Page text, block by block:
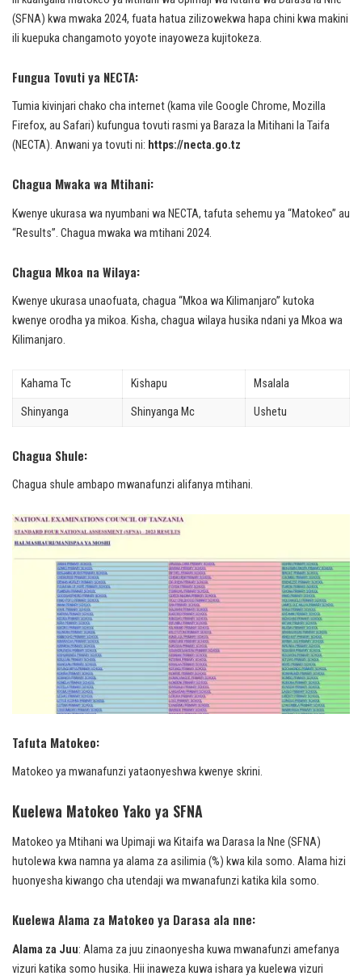
(SFNA) kwa mwaka 2024, fuata hatua zilizowekwa hapa chini kwa makini
ili kuepuka changamoto yoyote inayoweza kujitokeza.
Fungua Tovuti ya NECTA:
Tumia kivinjari chako cha internet (kama vile Google Chrome, Mozilla
Firefox, au Safari) kufungua tovuti rasmi ya Baraza la Mitihani la Taifa
(NECTA). Anwani ya tovuti ni: https://necta.go.tz
Chagua Mwaka wa Mtihani:
Kwenye ukurasa wa nyumbani wa NECTA, tafuta sehemu ya “Matokeo” au
“Results”. Chagua mwaka wa mtihani 2024.
Chagua Mkoa na Wilaya:
Kwenye ukurasa unaofuata, chagua “Mkoa wa Kilimanjaro” kutoka
kwenye orodha ya mikoa. Kisha, chagua wilaya husika ndani ya Mkoa wa
Kilimanjaro.
Kahama Tc Kishapu Msalala
Shinyanga Shinyanga Mc Ushetu
Chagua Shule:
Chagua shule ambapo mwanafunzi alifanya mtihani.
Tafuta Matokeo:
Matokeo ya mwanafunzi yataonyeshwa kwenye skrini.
Kuelewa Matokeo Yako ya SFNA
Matokeo ya Mtihani wa Upimaji wa Kitaifa wa Darasa la Nne (SFNA)
hutolewa kwa namna ya alama za asilimia (%) kwa kila somo. Alama hizi
huonyesha kiwango cha utendaji wa mwanafunzi katika kila somo.
Kuelewa Alama za Matokeo ya Darasa ala nne:
Alama za Juu: Alama za juu zinaonyesha kuwa mwanafunzi amefanya
vizuri katika somo husika. Hii inaweza kuwa ishara ya kuelewa vizuri